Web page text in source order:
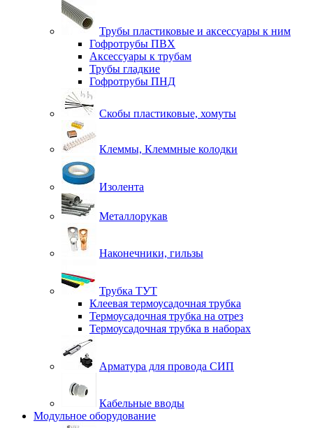
Трубы пластиковые и аксессуары к ним
Гофротрубы ПВХ
Аксессуары к трубам
Трубы гладкие
Гофротрубы ПНД
Скобы пластиковые, хомуты
Клеммы, Клеммные колодки
Изолента
Металлорукав
Наконечники, гильзы
Трубка ТУТ
Клеевая термоусадочная трубка
Термоусадочная трубка на отрез
Термоусадочная трубка в наборах
Арматура для провода СИП
Кабельные вводы
Модульное оборудование